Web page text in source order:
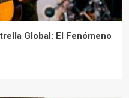
Global: El Fenómeno